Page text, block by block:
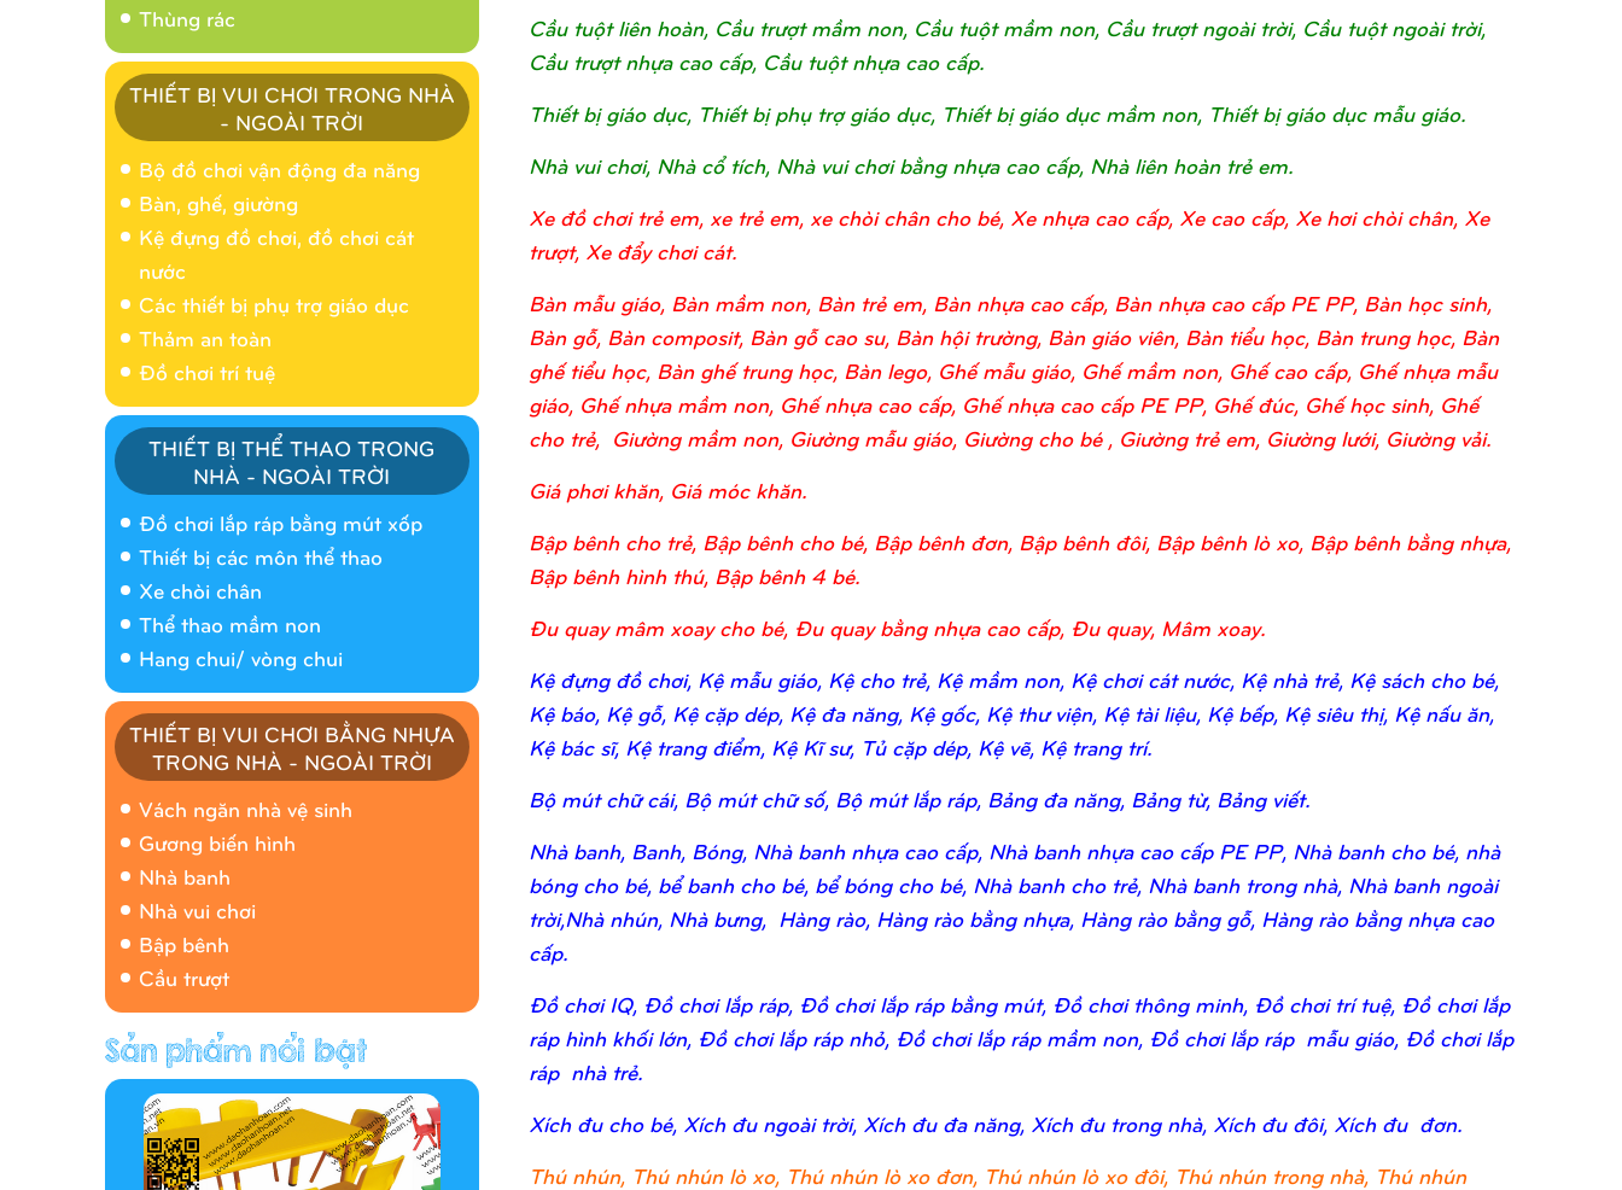
Thùng rác
THIẾT BỊ VUI CHƠI TRONG NHÀ
- NGOÀI TRỜI
Bộ đồ chơi vận động đa năng
Bàn, ghế, giường
Kệ đựng đồ chơi, đồ chơi cát
nước
Các thiết bị phụ trợ giáo dục
Thảm an toàn
Đồ chơi trí tuệ
THIẾT BỊ THỂ THAO TRONG
NHÀ - NGOÀI TRỜI
Đồ chơi lắp ráp bằng mút xốp
Thiết bị các môn thể thao
Xe chòi chân
Thể thao mầm non
Hang chui/ vòng chui
THIẾT BỊ VUI CHƠI BẰNG NHỰA
TRONG NHÀ - NGOÀI TRỜI
Vách ngăn nhà vệ sinh
Gương biến hình
Nhà banh
Nhà vui chơi
Bập bênh
Cầu trượt
Nhà banh 9H5404
Nhà banh 9H5408
Hàng rào/nhà banh 9H5412
Cầu tuột liên hoàn, Cầu trượt mầm non, Cầu tuột mầm non, Cầu trượt ngoài trời, Cầu tuột ngoài trời,
Cầu trượt nhựa cao cấp, Cầu tuột nhựa cao cấp.
Thiết bị giáo dục, Thiết bị phụ trợ giáo dục, Thiết bị giáo dục mầm non, Thiết bị giáo dục mẫu giáo.
Nhà vui chơi, Nhà cổ tích, Nhà vui chơi bằng nhựa cao cấp, Nhà liên hoàn trẻ em.
Xe đồ chơi trẻ em, xe trẻ em, xe chòi chân cho bé, Xe nhựa cao cấp, Xe cao cấp, Xe hơi chòi chân, Xe
trượt, Xe đẩy chơi cát.
Bàn mẫu giáo, Bàn mầm non, Bàn trẻ em, Bàn nhựa cao cấp, Bàn nhựa cao cấp PE PP, Bàn học sinh,
Bàn gỗ, Bàn composit, Bàn gỗ cao su, Bàn hội trường, Bàn giáo viên, Bàn tiểu học, Bàn trung học, Bàn
ghế tiểu học, Bàn ghế trung học, Bàn lego, Ghế mẫu giáo, Ghế mầm non, Ghế cao cấp, Ghế nhựa mẫu
giáo, Ghế nhựa mầm non, Ghế nhựa cao cấp, Ghế nhựa cao cấp PE PP, Ghế đúc, Ghế học sinh, Ghế
cho trẻ, Giường mầm non, Giường mẫu giáo, Giường cho bé , Giường trẻ em, Giường lưới, Giường vải.
Giá phơi khăn, Giá móc khăn.
Bập bênh cho trẻ, Bập bênh cho bé, Bập bênh đơn, Bập bênh đôi, Bập bênh lò xo, Bập bênh bằng nhựa,
Bập bênh hình thú, Bập bênh 4 bé.
Đu quay mâm xoay cho bé, Đu quay bằng nhựa cao cấp, Đu quay, Mâm xoay.
Kệ đựng đồ chơi, Kệ mẫu giáo, Kệ cho trẻ, Kệ mầm non, Kệ chơi cát nước, Kệ nhà trẻ, Kệ sách cho bé,
Kệ báo, Kệ gỗ, Kệ cặp dép, Kệ đa năng, Kệ gốc, Kệ thư viện, Kệ tài liệu, Kệ bếp, Kệ siêu thị, Kệ nấu ăn,
Kệ bác sĩ, Kệ trang điểm, Kệ Kĩ sư, Tủ cặp dép, Kệ vẽ, Kệ trang trí.
Bộ mút chữ cái, Bộ mút chữ số, Bộ mút lắp ráp, Bảng đa năng, Bảng từ, Bảng viết.
Nhà banh, Banh, Bóng, Nhà banh nhựa cao cấp, Nhà banh nhựa cao cấp PE PP, Nhà banh cho bé, nhà
bóng cho bé, bể banh cho bé, bể bóng cho bé, Nhà banh cho trẻ, Nhà banh trong nhà, Nhà banh ngoài
trời,Nhà nhún, Nhà bưng, Hàng rào, Hàng rào bằng nhựa, Hàng rào bằng gỗ, Hàng rào bằng nhựa cao
cấp.
Đồ chơi IQ, Đồ chơi lắp ráp, Đồ chơi lắp ráp bằng mút, Đồ chơi thông minh, Đồ chơi trí tuệ, Đồ chơi lắp
ráp hình khối lớn, Đồ chơi lắp ráp nhỏ, Đồ chơi lắp ráp mầm non, Đồ chơi lắp ráp mẫu giáo, Đồ chơi lắp
ráp nhà trẻ.
Xích đu cho bé, Xích đu ngoài trời, Xích đu đa năng, Xích đu trong nhà, Xích đu đôi, Xích đu đơn.
Thú nhún, Thú nhún lò xo, Thú nhún lò xo đơn, Thú nhún lò xo đôi, Thú nhún trong nhà, Thú nhún